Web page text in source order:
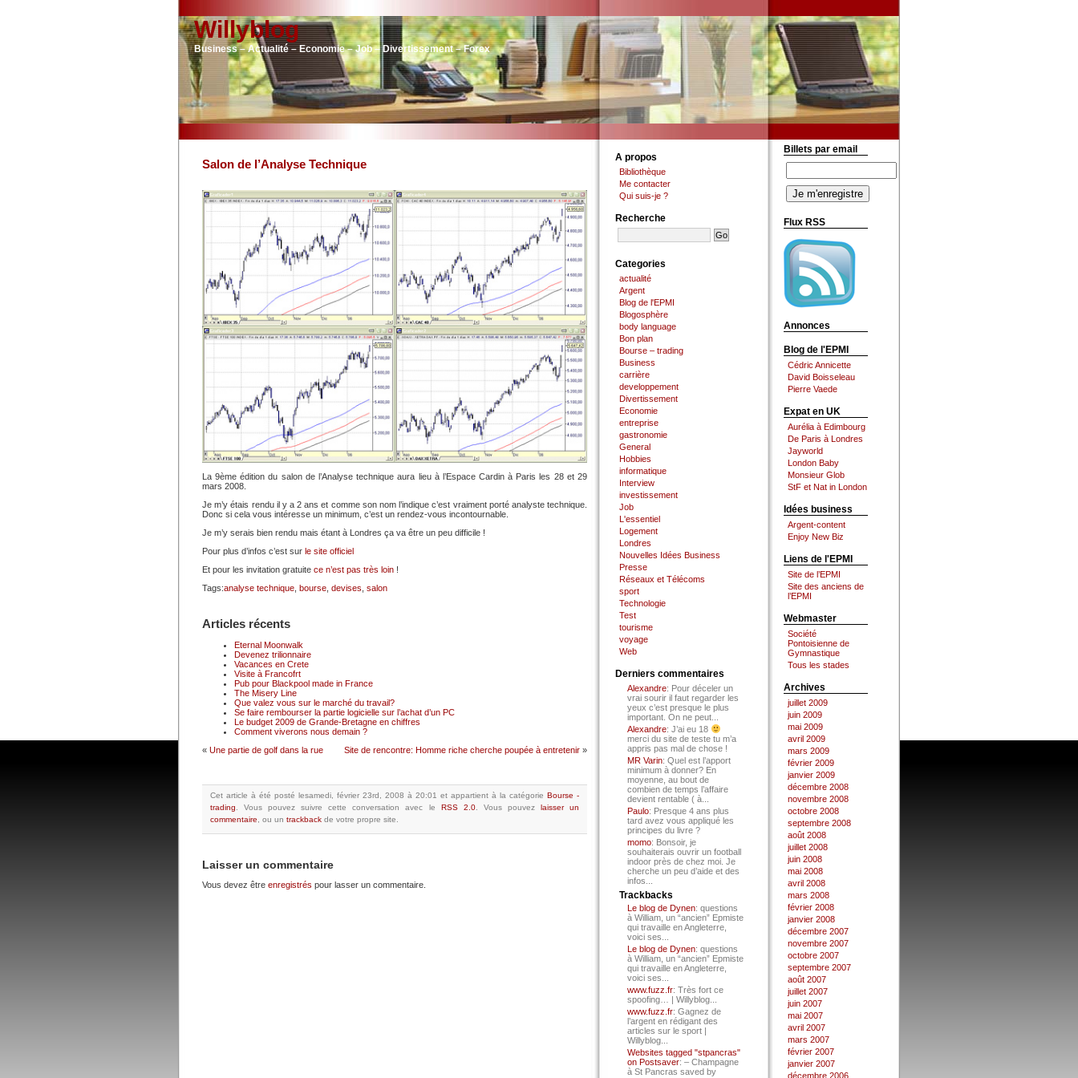
Willyblog
Business – Actualité – Economie – Job – Divertissement – Forex
Salon de l’Analyse Technique
La 9ème édition du salon de l’Analyse technique aura lieu à l’Espace Cardin à Paris les 28 et 29
mars 2008.
Je m’y étais rendu il y a 2 ans et comme son nom l’indique c’est vraiment porté analyste technique.
Donc si cela vous intéresse un minimum, c’est un rendez-vous incontournable.
Je m’y serais bien rendu mais étant à Londres ça va être un peu difficile !
Pour plus d’infos c’est sur le site officiel
Et pour les invitation gratuite ce n’est pas très loin !
Tags:analyse technique bourse devises salon
Articles récents
Eternal Moonwalk
Devenez trilionnaire
Vacances en Crete
Visite à Francofrt
Pub pour Blackpool made in France
The Misery Line
Que valez vous sur le marché du travail?
Se faire rembourser la partie logicielle sur l’achat d’un PC
Le budget 2009 de Grande-Bretagne en chiffres
Comment viverons nous demain ?
« Une partie de golf dans la rue Site de rencontre: Homme riche cherche poupée à entretenir »
Cet article à été posté lesamedi, février 23rd, 2008 à 20:01 et appartient à la catégorie Bourse -
trading .Vous pouvez suivre cette conversation avec le RSS 2.0. Vous pouvez laisser un
commentaire , ou un trackback de votre propre site.
Laisser un commentaire
Vous devez être enregistrés pour lasser un commentaire.
A propos
Bibliothèque
Me contacter
Qui suis-je ?
Recherche
Categories
actualité
Argent
Blog de l'EPMI
Blogosphère
body language
Bon plan
Bourse – trading
Business
carrière
developpement
Divertissement
Economie
entreprise
gastronomie
General
Hobbies
informatique
Interview
investissement
Job
L'essentiel
Logement
Londres
Nouvelles Idées Business
Presse
Réseaux et Télécoms
sport
Technologie
Test
tourisme
voyage
Web
Derniers commentaires
Alexandre: Pour déceler un
vrai sourir il faut regarder les
yeux c’est presque le plus
important. On ne peut...
Alexandre: J’ai eu 18
merci du site de teste tu m’a
appris pas mal de chose !
MR Varin: Quel est l’apport
minimum à donner? En
moyenne, au bout de
combien de temps l’affaire
devient rentable ( à...
Paulo: Presque 4 ans plus
tard avez vous appliqué les
principes du livre ?
momo: Bonsoir, je
souhaiterais ouvrir un football
indoor près de chez moi. Je
cherche un peu d’aide et des
infos...
Trackbacks
Le blog de Dynen: questions
à William, un “ancien” Epmiste
qui travaille en Angleterre,
voici ses...
Le blog de Dynen: questions
à William, un “ancien” Epmiste
qui travaille en Angleterre,
voici ses...
www.fuzz.fr: Très fort ce
spoofing… | Willyblog...
www.fuzz.fr: Gagnez de
l’argent en rédigant des
articles sur le sport |
Willyblog...
Websites tagged "stpancras"
on Postsaver: – Champagne
à St Pancras saved by
Billets par email
Flux RSS
Annonces
Blog de l'EPMI
Cédric Annicette
David Boisseleau
Pierre Vaede
Expat en UK
Aurélia à Edimbourg
De Paris à Londres
Jayworld
London Baby
Monsieur Glob
StF et Nat in London
Idées business
Argent-content
Enjoy New Biz
Liens de l'EPMI
Site de l’EPMI
Site des anciens de
l’EPMI
Webmaster
Société
Pontoisienne de
Gymnastique
Tous les stades
Archives
juillet 2009
juin 2009
mai 2009
avril 2009
mars 2009
février 2009
janvier 2009
décembre 2008
novembre 2008
octobre 2008
septembre 2008
août 2008
juillet 2008
juin 2008
mai 2008
avril 2008
mars 2008
février 2008
janvier 2008
décembre 2007
novembre 2007
octobre 2007
septembre 2007
août 2007
juillet 2007
juin 2007
mai 2007
avril 2007
mars 2007
février 2007
janvier 2007
décembre 2006